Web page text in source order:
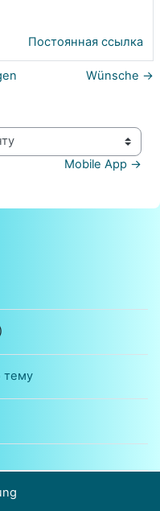
Постоянная ссылка
Wünsche →
Mobile App →
)
тему